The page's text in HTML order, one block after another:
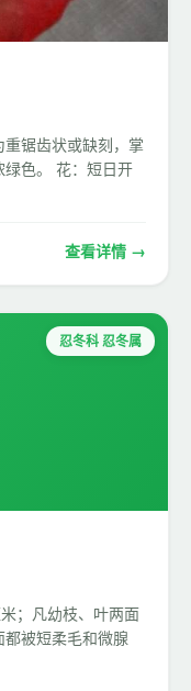
锯齿状或缺刻，掌
色。 花：短日开
查看详情 →
忍冬科 忍冬属
；凡幼枝、叶两面
被短柔毛和微腺